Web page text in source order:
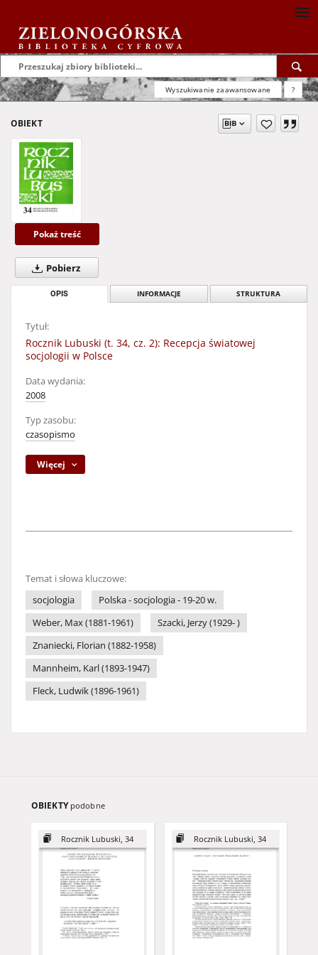
Wyszukiwanie zaawansowane ?
OBIEKT
Pokaż treść
Pobierz
OPIS INFORMACJE STRUKTURA
Tytuł:
Rocznik Lubuski (t. 34, cz. 2): Recepcja światowej
socjologii w Polsce
Data wydania:
2008
Typ zasobu:
czasopismo
Więcej
Temat i słowa kluczowe:
socjologia
Polska - socjologia - 19-20 w.
Weber, Max (1881-1961)
Szacki, Jerzy (1929- )
Znaniecki, Florian (1882-1958)
Mannheim, Karl (1893-1947)
Fleck, Ludwik (1896-1961)
OBIEKTY podobne
Rocznik Lubuski, 34 Rocznik Lubuski, 34